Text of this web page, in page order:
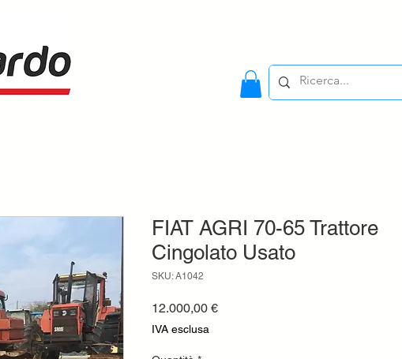
FIAT AGRI 70-65 Trattore
Cingolato Usato
SKU: A1042
12.000,00 €Prezzo
IVA esclusa